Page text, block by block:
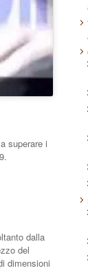
superare i
dalla
del
dimensioni